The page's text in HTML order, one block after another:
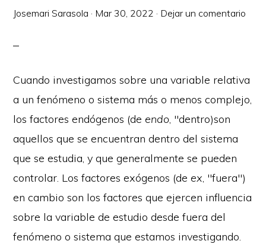
Josemari Sarasola · Mar 30, 2022 · Dejar un comentario
Cuando investigamos sobre una variable relativa
a un fenómeno o sistema más o menos complejo,
los factores endógenos (de endo, "dentro)son
aquellos que se encuentran dentro del sistema
que se estudia, y que generalmente se pueden
controlar. Los factores exógenos (de ex, "fuera")
en cambio son los factores que ejercen influencia
sobre la variable de estudio desde fuera del
fenómeno o sistema que estamos investigando.